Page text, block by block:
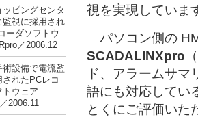
ッピングセンタ
監視に採用され
ーダソフトウ
／2006.12
術設備で電流監
れたPCレコ
トウェア
2006.11
視を実現していま
パソコン側の
SCADALINXpro （
ド、アラームサ
語にも対応してい
とくにご評価いた